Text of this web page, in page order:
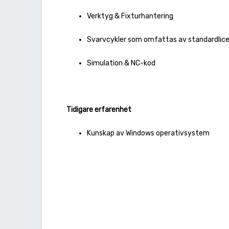
Verktyg & Fixturhantering
Svarvcykler som omfattas av
Simulation & NC-kod
Tidigare erfarenhet
Kunskap av Windows operativsystem